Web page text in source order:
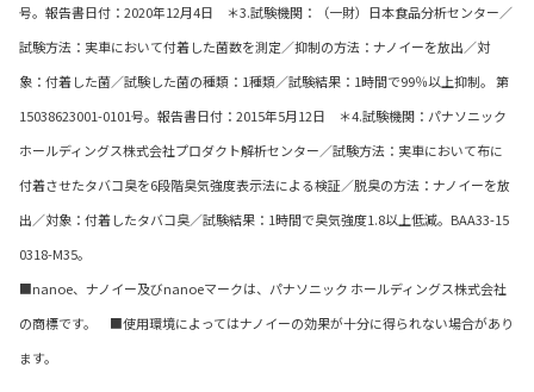
号。報告書日付：2020年12月4日 ＊3.試験機関：（一財）日本食品分析センター／
試験方法：実車において付着した菌数を測定／抑制の方法：ナノイーを放出／対
象：付着した菌／試験した菌の種類：1種類／試験結果：1時間で99％以上抑制。 第
15038623001-0101号。報告書日付：2015年5月12日 ＊4.試験機関：パナソニック
ホールディングス株式会社プロダクト解析センター／試験方法：実車において布に
付着させたタバコ臭を6段階臭気強度表示法による検証／脱臭の方法：ナノイーを放
出／対象：付着したタバコ臭／試験結果：1時間で臭気強度1.8以上低減。BAA33-15
0318-M35。
■nanoe、ナノイー及びnanoeマークは、パナソニック ホールディングス株式会社
の商標です。 ■使用環境によってはナノイーの効果が十分に得られない場合があり
ます。